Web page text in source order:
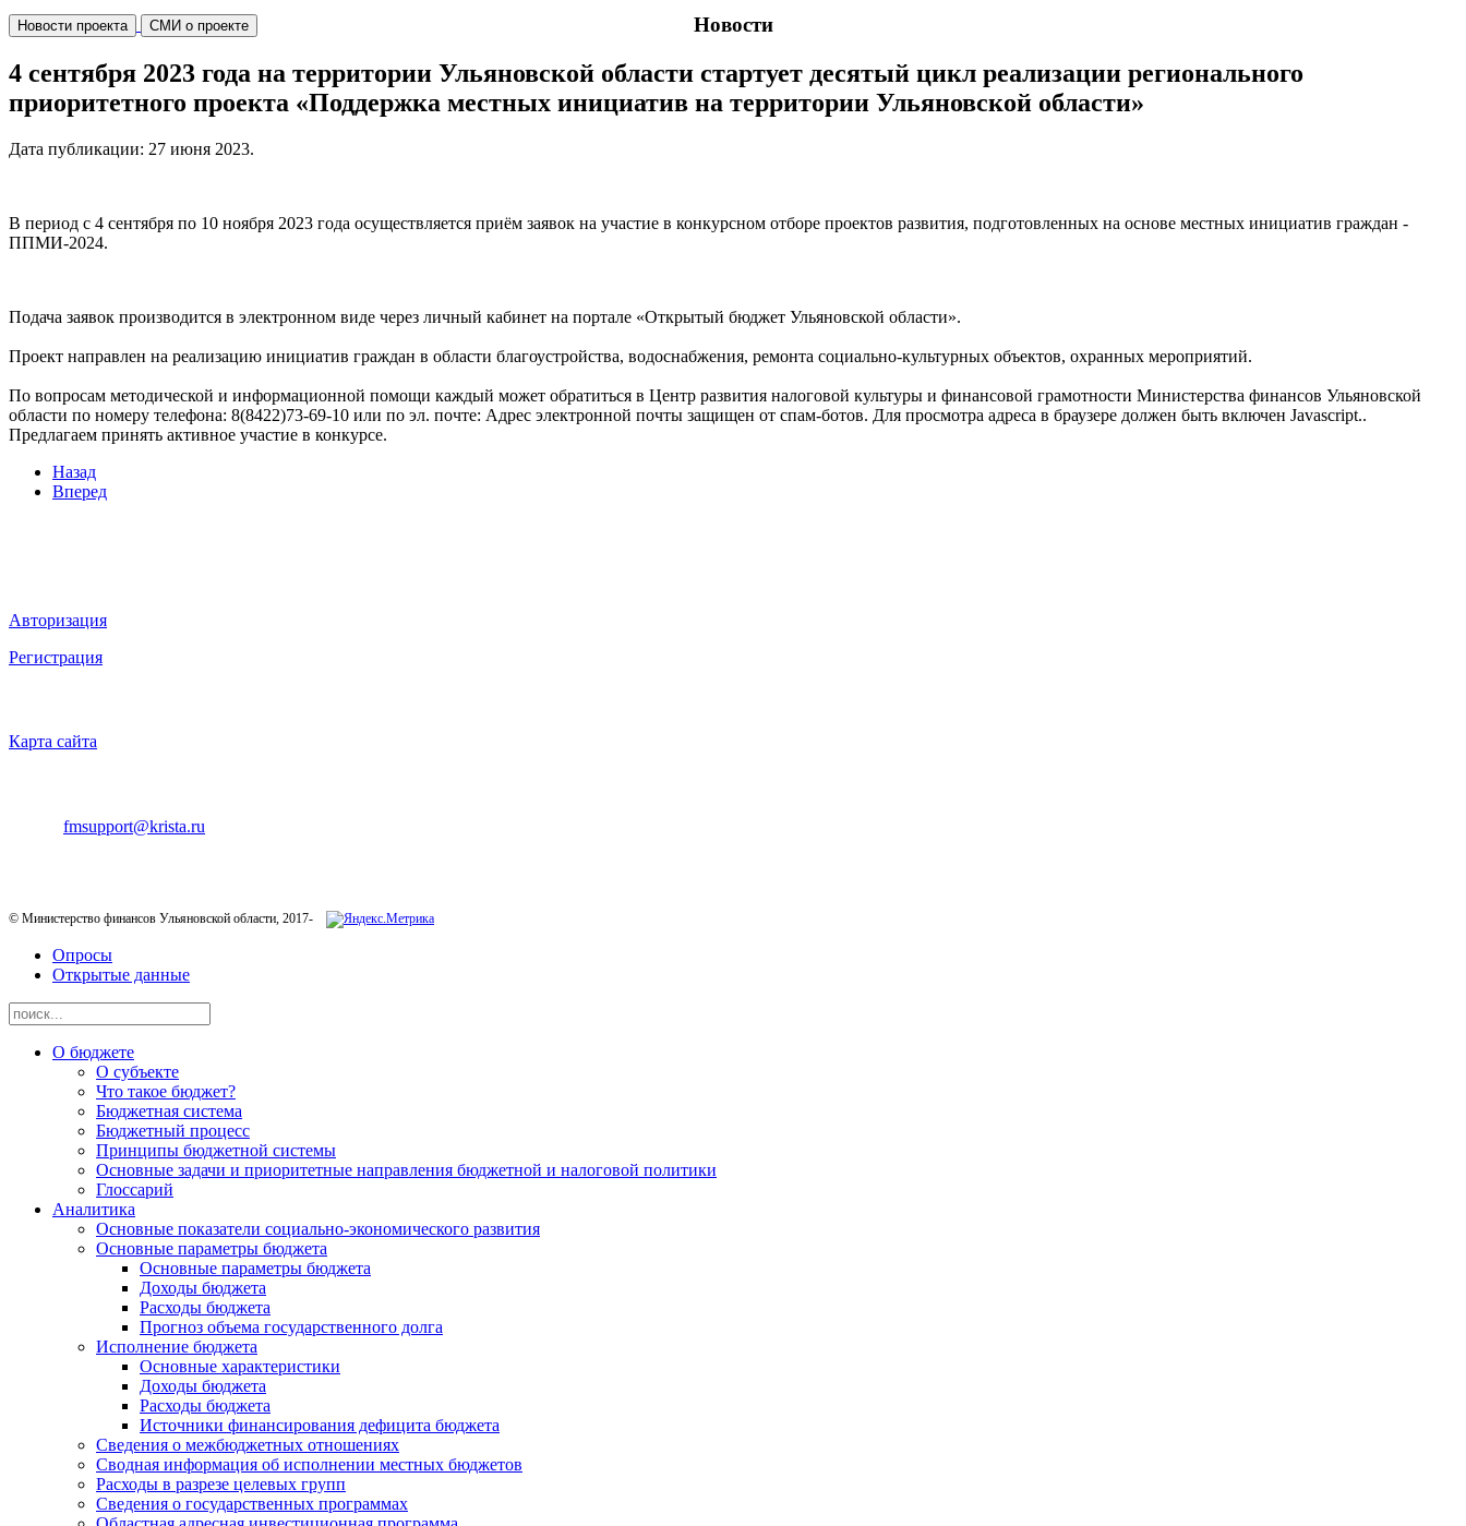
Новости
Новости проекта СМИ о проекте
4 сентября 2023 года на территории Ульяновской области стартует десятый цикл реализации регионального
приоритетного проекта «Поддержка местных инициатив на территории Ульяновской области»
Дата публикации: 27 июня 2023.
В период с 4 сентября по 10 ноября 2023 года осуществляется приём заявок на участие в конкурсном отборе проектов развития, подготовленных на основе местных инициатив граждан -
ППМИ-2024.
Подача заявок производится в электронном виде через личный кабинет на портале «Открытый бюджет Ульяновской области».
Проект направлен на реализацию инициатив граждан в области благоустройства, водоснабжения, ремонта социально-культурных объектов, охранных мероприятий.
По вопросам методической и информационной помощи каждый может обратиться в Центр развития налоговой культуры и финансовой грамотности Министерства финансов Ульяновской
области по номеру телефона: 8(8422)73-69-10 или по эл. почте: Адрес электронной почты защищен от спам-ботов. Для просмотра адреса в браузере должен быть включен Javascript..
Предлагаем принять активное участие в конкурсе.
Назад
Вперед
Авторизация
Регистрация
Карта сайта
fmsupport@krista.ru
© Министерство финансов Ульяновской области, 2017-
Опросы
Открытые данные
О бюджете
О субъекте
Что такое бюджет?
Бюджетная система
Бюджетный процесс
Принципы бюджетной системы
Основные задачи и приоритетные направления бюджетной и налоговой политики
Глоссарий
Аналитика
Основные показатели социально-экономического развития
Основные параметры бюджета
Основные параметры бюджета
Доходы бюджета
Расходы бюджета
Прогноз объема государственного долга
Исполнение бюджета
Основные характеристики
Доходы бюджета
Расходы бюджета
Источники финансирования дефицита бюджета
Сведения о межбюджетных отношениях
Сводная информация об исполнении местных бюджетов
Расходы в разрезе целевых групп
Сведения о государственных программах